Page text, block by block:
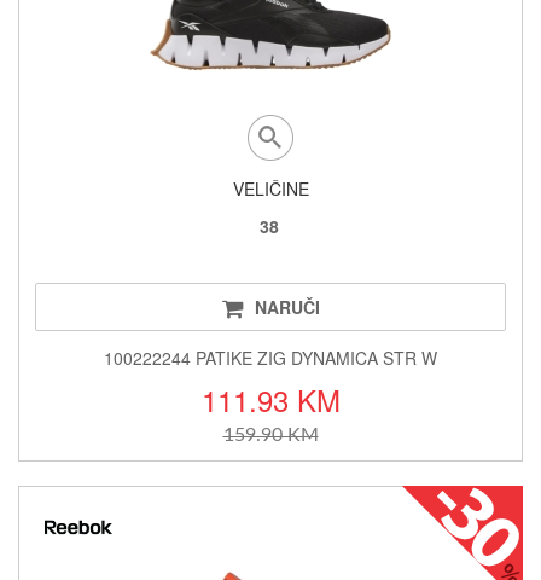
VELIČINE
38
NARUČI
100222244 PATIKE ZIG DYNAMICA STR W
111.93 KM
159.90 KM